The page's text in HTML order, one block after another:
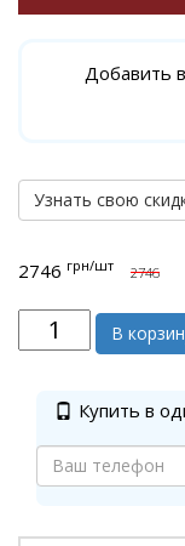
Добавить
Узнать свою
2746 грн/шт 2746
В
Купить в